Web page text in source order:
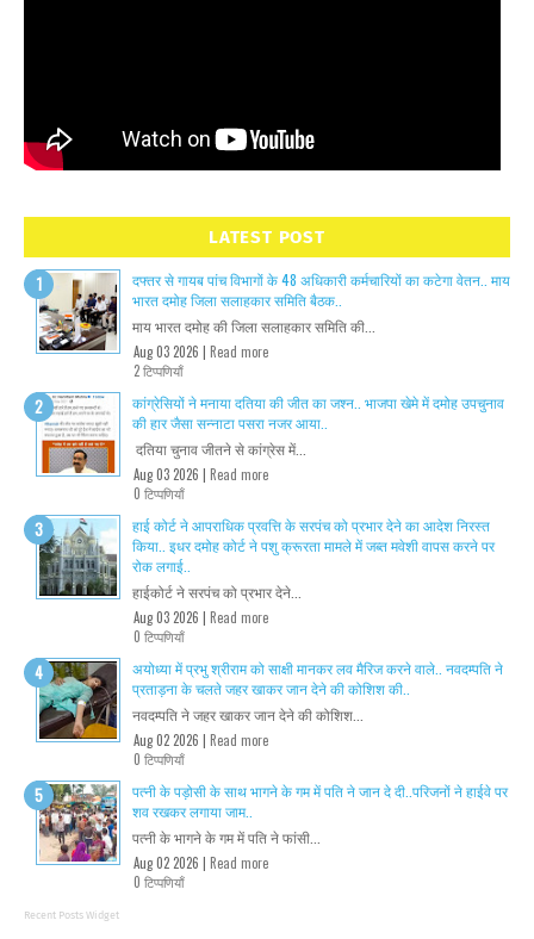
LATEST POST
दफ्तर से गायब पांच विभागों के 48 अधिकारी कर्मचारियों का कटेगा वेतन.. माय
भारत दमोह जिला सलाहकार समिति बैठक..
माय भारत दमोह की जिला सलाहकार समिति की...
Aug 03 2026 | Read more
2 टिप्पणियाँ
कांग्रेसियों ने मनाया दतिया की जीत का जश्न.. भाजपा खेमे में दमोह उपचुनाव
की हार जैसा सन्नाटा पसरा नजर आया..
दतिया चुनाव जीतने से कांग्रेस में...
Aug 03 2026 | Read more
0 टिप्पणियाँ
हाई कोर्ट ने आपराधिक प्रवत्ति के सरपंच को प्रभार देने का आदेश निरस्त
किया.. इधर दमोह कोर्ट ने पशु क्रूरता मामले में जब्त मवेशी वापस करने पर
रोक लगाई..
हाईकोर्ट ने सरपंच को प्रभार देने...
Aug 03 2026 | Read more
0 टिप्पणियाँ
अयोध्या में प्रभु श्रीराम को साक्षी मानकर लव मैरिज करने वाले.. नवदम्पति ने
प्रताड़ना के चलते जहर खाकर जान देने की कोशिश की..
नवदम्पति ने जहर खाकर जान देने की कोशिश...
Aug 02 2026 | Read more
0 टिप्पणियाँ
पत्नी के पड़ोसी के साथ भागने के गम में पति ने जान दे दी..परिजनों ने हाईवे पर
शव रखकर लगाया जाम..
पत्नी के भागने के गम में पति ने फांसी...
Aug 02 2026 | Read more
0 टिप्पणियाँ
Recent Posts Widget